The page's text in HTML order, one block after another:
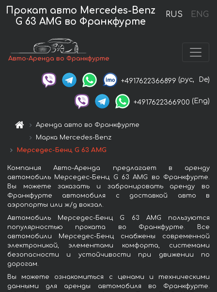
RUS ENG
Прокат авто Mercedes-Benz
G 63 AMG во Франкфурте
Авто-Аренда во Франкфурте
+4917622366899 (рус, De)
+4917622366900 (Eng)
Аренда авто во Франкфурте
Марка Mercedes-Benz
Мерседес-Бенц G 63 AMG
Компания Авто-Аренда предлагает в аренду
автомобиль Мерседес-Бенц G 63 AMG во Франкфурте.
Вы можете заказать и забронировать аренду во
Франкфурте автомобиля с доставкой авто в
аэропорты или ж/д вокзал.
Автомобиль Мерседес-Бенц G 63 AMG пользуются
популярностью проката во Франкфурте. Все
автомобили Мерседес-Бенц снабжены современной
электроникой, элементами комфорта, системами
безопасности и устойчивости при движении по
дорогам.
Вы можете ознакомиться с ценами и техническими
данными для аренды автомобиля во Франкфурте.